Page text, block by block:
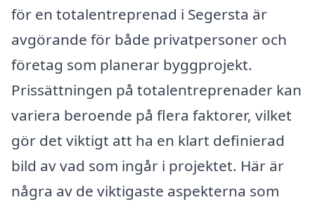
för en totalentreprenad i Segersta är
avgörande för både privatpersoner och
företag som planerar byggprojekt.
Prissättningen på totalentreprenader kan
variera beroende på flera faktorer, vilket
gör det viktigt att ha en klart definierad
bild av vad som ingår i projektet. Här är
några av de viktigaste aspekterna som